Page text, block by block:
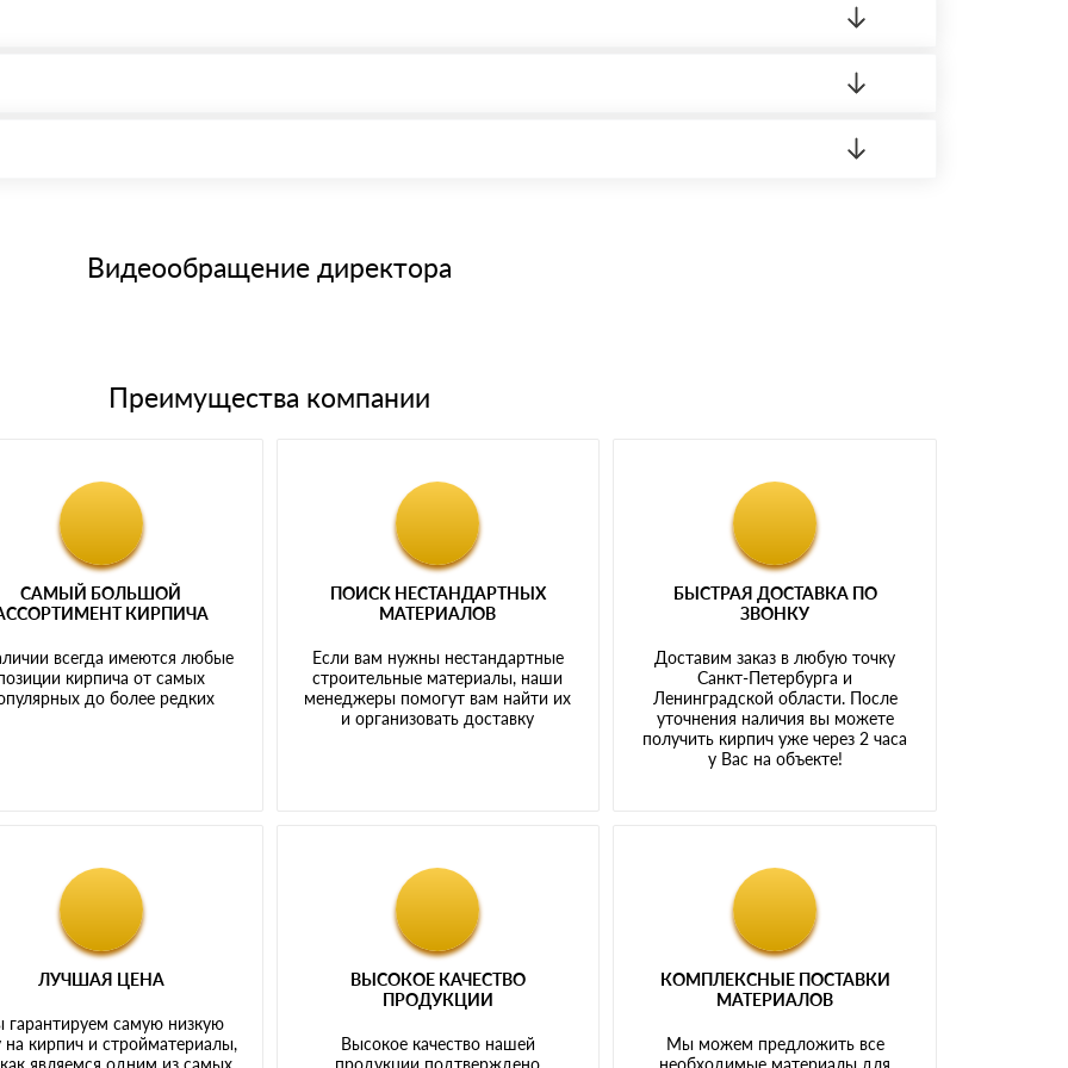
банковским картам
Видеообращение директора
Преимущества компании
САМЫЙ БОЛЬШОЙ
КИРПИЧА
всегда имеются любые
кирпича от самых
до более редких
ПОИСК НЕСТАНДАРТНЫХ
МАТЕРИАЛОВ
Если вам нужны нестандартные
строительные материалы, наши
менеджеры помогут вам найти их
и организовать доставку
БЫСТРАЯ ДОСТАВКА ПО
ЗВОНКУ
Доставим заказ в любую точку
Санкт-Петербурга и
Ленинградской области. После
уточнения наличия вы можете
получить кирпич уже через 2 часа
у Вас на объекте!
ЛУЧШАЯ ЦЕНА
самую низкую
на кирпич и стройматериалы,
являемся одним из самых
ВЫСОКОЕ КАЧЕСТВО
ПРОДУКЦИИ
Высокое качество нашей
продукции подтверждено
КОМПЛЕКСНЫЕ ПОСТАВКИ
МАТЕРИАЛОВ
Мы можем предложить все
необходимые материалы для